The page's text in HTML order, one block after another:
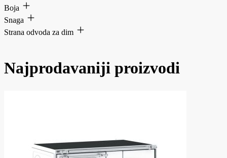
Boja
Snaga
Strana odvoda za dim
Najprodavaniji proizvodi